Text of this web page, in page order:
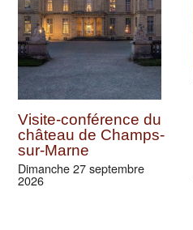
Visite-conférence du
château de Champs-
sur-Marne
Dimanche 27 septembre
2026